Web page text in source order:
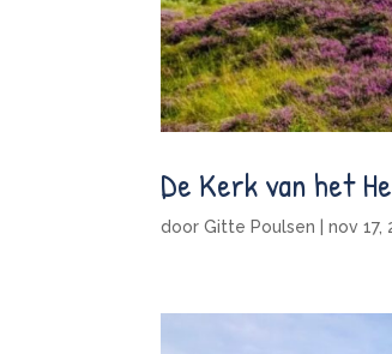
De Kerk van het
doorGitte Poulsen |nov 17,